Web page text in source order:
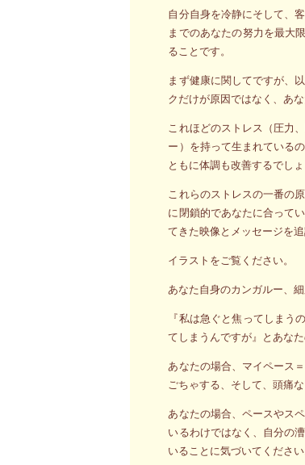
自分自身を冷静にそして、
までのあなたの努力を最大
ることです。
まず健康に関してですが、
クだけが原因ではなく、あ
これほどのストレス（圧力
ー）を持って生まれている
ともに体調も改善するでしょ
これらのストレスの一番の
に閉鎖的であなたに合って
てきた映像とメッセージを追
イラストをご覧ください。
あなた自身のカンガルー、
『私は急ぐと焦ってしまう
てしまうんですが』とあな
あなたの場合、マイペース
ごちゃする、そして、頭痛
あなたの場合、ペースやス
いるわけではなく、自分の
いることに気づいてくださ